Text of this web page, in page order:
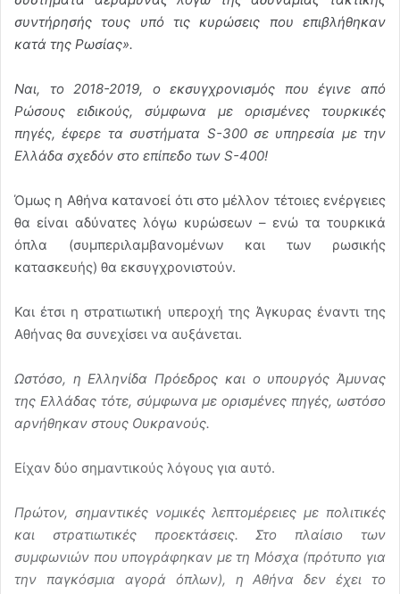
συντήρησής τους υπό τις κυρώσεις που επιβλήθηκαν
κατά της Ρωσίας».
Ναι, το 2018-2019, ο εκσυγχρονισμός που έγινε από
Ρώσους ειδικούς, σύμφωνα με ορισμένες τουρκικές
πηγές, έφερε τα συστήματα S-300 σε υπηρεσία με την
Ελλάδα σχεδόν στο επίπεδο των S-400!
Όμως η Αθήνα κατανοεί ότι στο μέλλον τέτοιες ενέργειες
θα είναι αδύνατες λόγω κυρώσεων – ενώ τα τουρκικά
όπλα (συμπεριλαμβανομένων και των ρωσικής
κατασκευής) θα εκσυγχρονιστούν.
Και έτσι η στρατιωτική υπεροχή της Άγκυρας έναντι της
Αθήνας θα συνεχίσει να αυξάνεται.
Ωστόσο, η Ελληνίδα Πρόεδρος και ο υπουργός Άμυνας
της Ελλάδας τότε, σύμφωνα με ορισμένες πηγές, ωστόσο
αρνήθηκαν στους Ουκρανούς.
Είχαν δύο σημαντικούς λόγους για αυτό.
Πρώτον, σημαντικές νομικές λεπτομέρειες με πολιτικές
και στρατιωτικές προεκτάσεις. Στο πλαίσιο των
συμφωνιών που υπογράφηκαν με τη Μόσχα (πρότυπο για
την παγκόσμια αγορά όπλων), η Αθήνα δεν έχει το